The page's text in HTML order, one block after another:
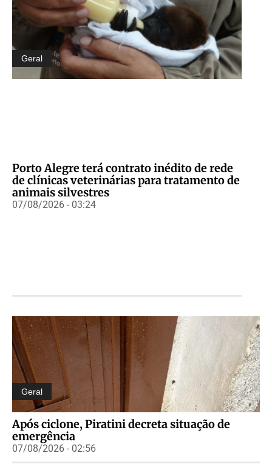
Geral
Porto Alegre terá contrato inédito de rede
de clínicas veterinárias para tratamento de
animais silvestres
07/08/2026 - 03:24
Geral
Após ciclone, Piratini decreta situação de
emergência
07/08/2026 - 02:56